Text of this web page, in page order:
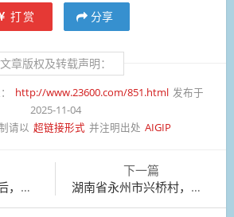
打赏 分享
文章版权及转载声明：
http://www.23600.com/851.html 发布于
2025-11-04
请以 超链接形式 并注明出处 AIGIP
。
下一篇
湖南省永州市兴桥村，村民正在采摘金秋砂糖橘